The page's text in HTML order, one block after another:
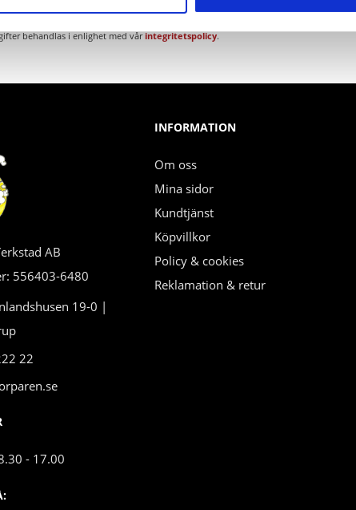
behandlas i enlighet med vårintegritetspolicy.
AB
556403-6480
19-0 |
22
- 17.00
INFORMATION
Om oss
Mina sidor
Kundtjänst
Köpvillkor
Policy & cookies
Reklamation & retur